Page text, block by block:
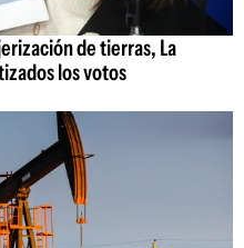
de tierras, La
los votos